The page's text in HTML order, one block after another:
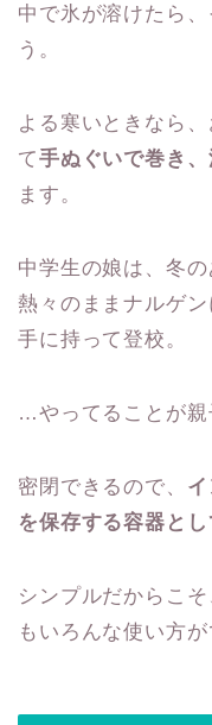
中で氷が溶けたら
う。
よる寒いときなら
て手ぬぐいで巻き
ます。
中学生の娘は、冬
熱々のままナルゲ
手に持って登校。
…やってることが親
密閉できるので、
を保存する容器と
シンプルだからこ
もいろんな使い方が